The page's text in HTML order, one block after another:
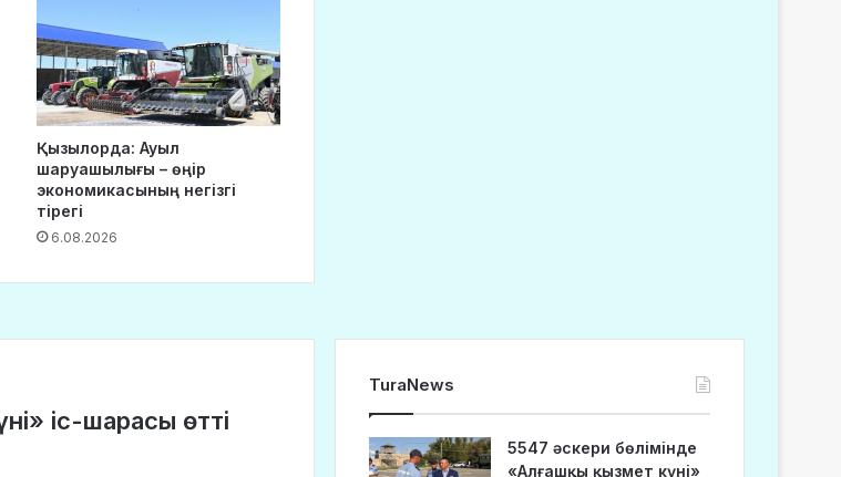
Қызылорда: Ауыл
шаруашылығы – өңір
экономикасының негізгі
тірегі
6.08.2026